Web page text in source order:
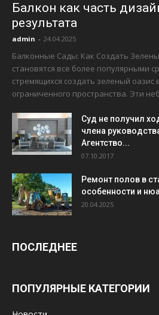
Балкон как часть
результата
admin - 24.04.2025
Балконные Сады: Как Создать
становятся все более популярными
стремящихся создать зеленый оазис
ограниченного пространства. Эти
Суд не получил
члена
Агентство...
07.10.2017
Ремонт полов в
особенности и
20.04.2025
ПОСЛЕДНЕЕ
ПОПУЛЯРНЫЕ КАТЕГОРИИ